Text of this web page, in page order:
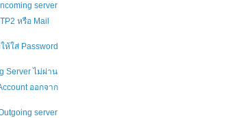
server
หรือ Mail
ห้ใส่ Password
Server ไม่ผ่าน
ออกจาก
server